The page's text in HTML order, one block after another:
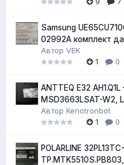
Samsung
02992A комплект
Автор VEK
1
0
ANTTEQ E32
MSD3663LSAT-W2,
Автор Kenotronbot
1
0
POLARLINE